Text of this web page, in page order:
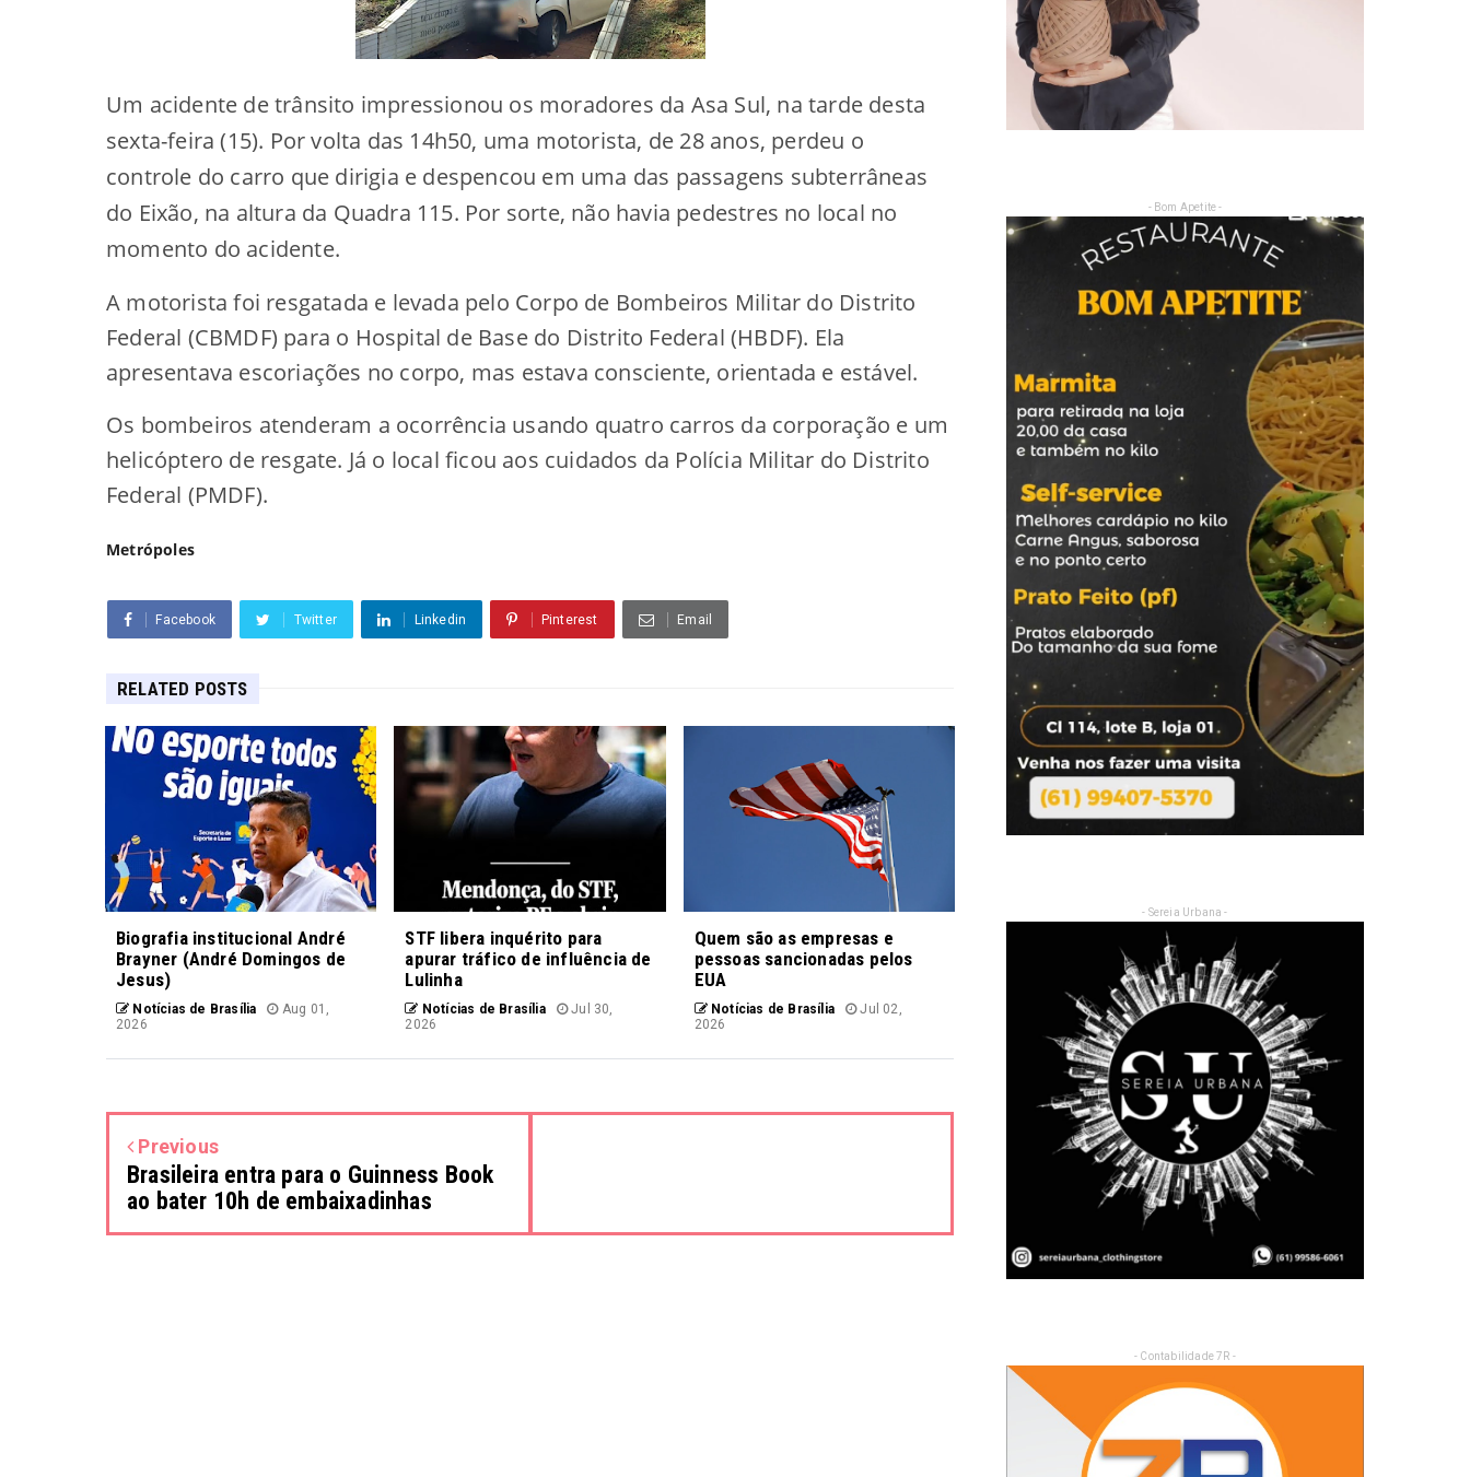
Um acidente de trânsito impressionou os moradores da Asa Sul, na tarde desta
sexta-feira (15). Por volta das 14h50, uma motorista, de 28 anos, perdeu o
controle do carro que dirigia e despencou em uma das passagens subterrâneas
do Eixão, na altura da Quadra 115. Por sorte, não havia pedestres no local no
momento do acidente.
A motorista foi resgatada e levada pelo Corpo de Bombeiros Militar do Distrito
Federal (CBMDF) para o Hospital de Base do Distrito Federal (HBDF). Ela
apresentava escoriações no corpo, mas estava consciente, orientada e estável.
Os bombeiros atenderam a ocorrência usando quatro carros da corporação e um
helicóptero de resgate. Já o local ficou aos cuidados da Polícia Militar do Distrito
Federal (PMDF).
Metrópoles
Facebook Twitter Linkedin Pinterest Email
RELATED POSTS
Biografia institucional André
Brayner (André Domingos de
Jesus)
Notícias de Brasília
Aug 01,
2026
STF libera inquérito para
apurar tráfico de influência de
Lulinha
Notícias de Brasília
Jul 30,
2026
Quem são as empresas e
pessoas sancionadas pelos
EUA
Notícias de Brasília
Jul 02,
2026
Previous
Brasileira entra para o Guinness Book
ao bater 10h de embaixadinhas
- Bom Apetite -
- Sereia Urbana -
- Contabilidade 7R -